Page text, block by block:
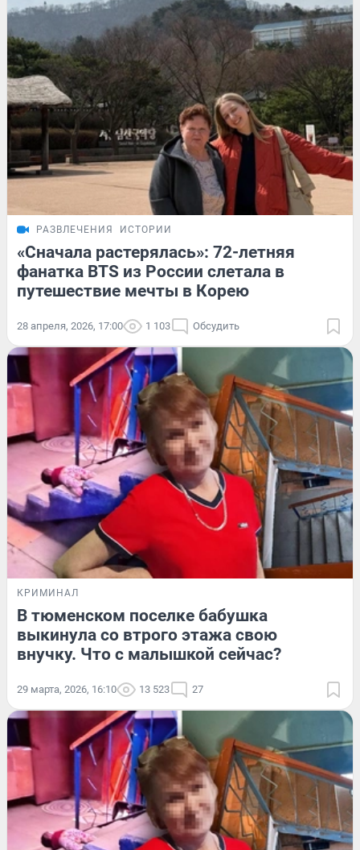
РАЗВЛЕЧЕНИЯ ИСТОРИИ
«Сначала растерялась»: 72-летняя
фанатка BTS из России слетала в
путешествие мечты в Корею
28 апреля, 2026, 17:00 1 103 Обсудить
КРИМИНАЛ
В тюменском поселке бабушка
выкинула со втрого этажа свою
внучку. Что с малышкой сейчас?
29 марта, 2026, 16:10 13 523 27